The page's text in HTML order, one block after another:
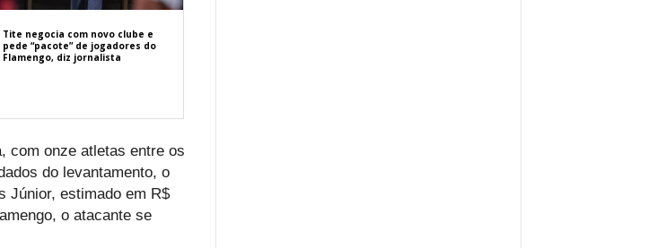
Tite negocia com novo clube e
pede “pacote” de jogadores do
Flamengo, diz jornalista
com onze atletas entre os
do levantamento, o
Júnior, estimado em R$
o atacante se